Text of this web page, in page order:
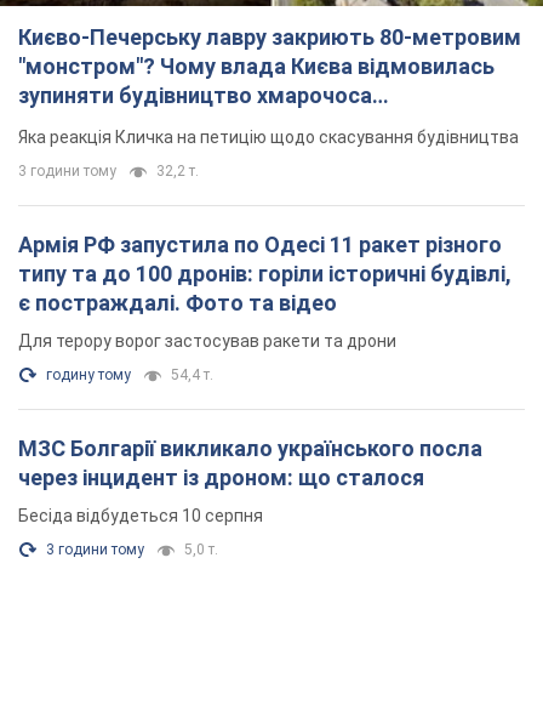
Києво-Печерську лавру закриють 80-метровим
"монстром"? Чому влада Києва відмовилась
зупиняти будівництво хмарочоса
"московського вірянина"
Яка реакція Кличка на петицію щодо скасування будівництва
3 години тому 32,2 т.
Армія РФ запустила по Одесі 11 ракет різного
типу та до 100 дронів: горіли історичні будівлі,
є постраждалі. Фото та відео
Для терору ворог застосував ракети та дрони
годину тому 54,4 т.
МЗС Болгарії викликало українського посла
через інцидент із дроном: що сталося
Бесіда відбудеться 10 серпня
3 години тому 5,0 т.